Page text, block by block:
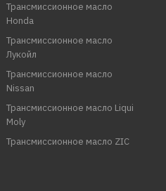
Трансмиссионное масло
Honda
Трансмиссионное масло
Лукойл
Трансмиссионное масло
Nissan
Трансмиссионное масло Liqui
Moly
Трансмиссионное масло ZIC